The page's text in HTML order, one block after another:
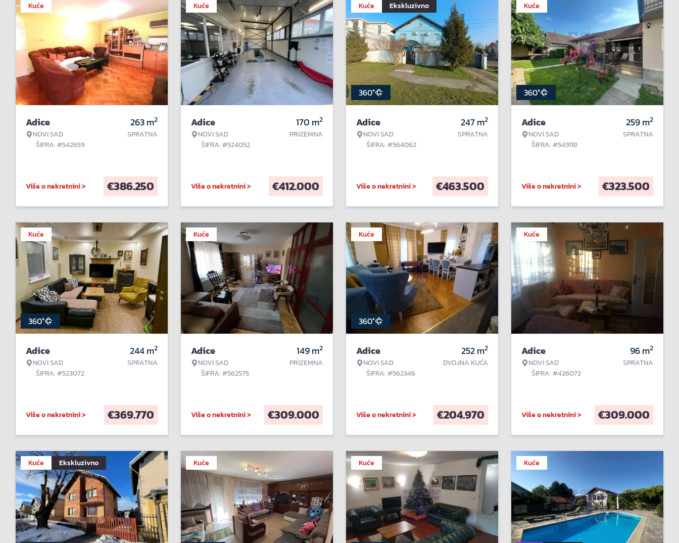
Kuće
Adice
NOVI SAD
ŠIFRA: #542659
263m2
SPRATNA
Više o nekretnini > €386.250
Kuće
Adice
NOVI SAD
ŠIFRA: #524052
170 m2
PRIZEMNA
Više o nekretnini > €412.000
Kuće Ekskluzivno
360°
Adice
NOVI SAD
ŠIFRA: #564062
247m2
SPRATNA
Više o nekretnini > €463.500
Kuće
360°
Adice
NOVI SAD
ŠIFRA: #549118
259m2
SPRATNA
Više o nekretnini > €323.500
Kuće
360°
Adice
NOVI SAD
ŠIFRA: #523072
244m2
SPRATNA
Više o nekretnini > €369.770
Kuće
Adice
NOVI SAD
ŠIFRA: #562575
149m2
PRIZEMNA
Više o nekretnini > €309.000
Kuće
360°
Adice
NOVI SAD
ŠIFRA: #562346
252m2
DVOJNA KUĆA
Više o nekretnini > €204.970
Kuće
Adice
NOVI SAD
ŠIFRA: #426072
96m2
SPRATNA
Više o nekretnini > €309.000
Kuće Ekskluzivno Kuće Kuće Kuće